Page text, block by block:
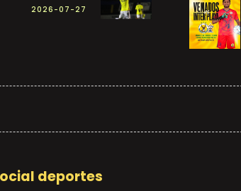
2026-07-27
deportes